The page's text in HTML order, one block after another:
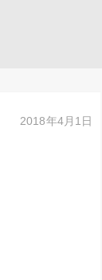
2018年4月1日